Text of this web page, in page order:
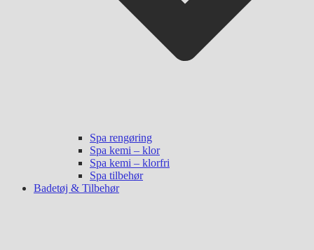
Spa rengøring
Spa kemi – klor
Spa kemi – klorfri
Spa tilbehør
Badetøj & Tilbehør